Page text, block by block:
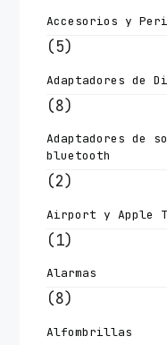
Accesorios y
(5)
Adaptadores de
(8)
Adaptadores de
bluetooth
(2)
Airport y Apple
(1)
Alarmas
(8)
Alfombrillas